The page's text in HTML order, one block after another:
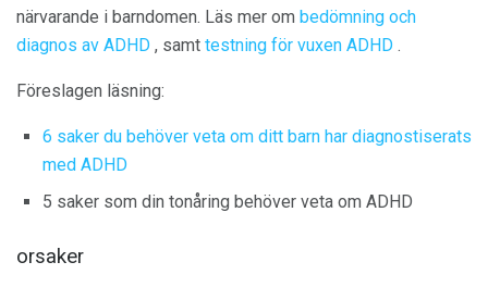
närvarande i barndomen. Läs mer om bedömning och
diagnos av ADHD , samt testning för vuxen ADHD .
Föreslagen läsning:
6 saker du behöver veta om ditt barn har diagnostiserats
med ADHD
5 saker som din tonåring behöver veta om ADHD
orsaker